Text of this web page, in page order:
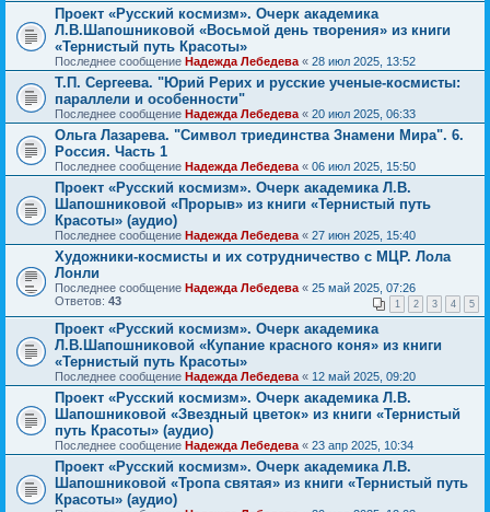
Проект «Русский космизм». Очерк академика
Л.В.Шапошниковой «Восьмой день творения» из книги
«Тернистый путь Красоты»
Последнее сообщение Надежда Лебедева « 28 июл 2025, 13:52
Т.П. Сергеева. "Юрий Рерих и русские ученые-космисты:
параллели и особенности"
Последнее сообщение Надежда Лебедева « 20 июл 2025, 06:33
Ольга Лазарева. "Символ триединства Знамени Мира". 6.
Россия. Часть 1
Последнее сообщение Надежда Лебедева « 06 июл 2025, 15:50
Проект «Русский космизм». Очерк академика Л.В.
Шапошниковой «Прорыв» из книги «Тернистый путь
Красоты» (аудио)
Последнее сообщение Надежда Лебедева « 27 июн 2025, 15:40
Художники-космисты и их сотрудничество с МЦР. Лола
Лонли
Последнее сообщение Надежда Лебедева « 25 май 2025, 07:26
Ответов: 43 1 2 3 4 5
Проект «Русский космизм». Очерк академика
Л.В.Шапошниковой «Купание красного коня» из книги
«Тернистый путь Красоты»
Последнее сообщение Надежда Лебедева « 12 май 2025, 09:20
Проект «Русский космизм». Очерк академика Л.В.
Шапошниковой «Звездный цветок» из книги «Тернистый
путь Красоты» (аудио)
Последнее сообщение Надежда Лебедева « 23 апр 2025, 10:34
Проект «Русский космизм». Очерк академика Л.В.
Шапошниковой «Тропа святая» из книги «Тернистый путь
Красоты» (аудио)